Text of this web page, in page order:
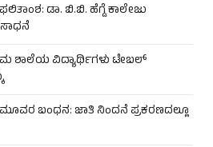
ಡಾ. ಬಿ.ಬಿ. ಹೆಗ್ಡೆ ಕಾಲೇಜು
ಶಾಲೆಯ ವಿದ್ಯಾರ್ಥಿಗಳು ಟೇಬಲ್‌
ಬಂಧನ: ಜಾತಿ ನಿಂದನೆ ಪ್ರಕರಣದಲ್ಲೂ